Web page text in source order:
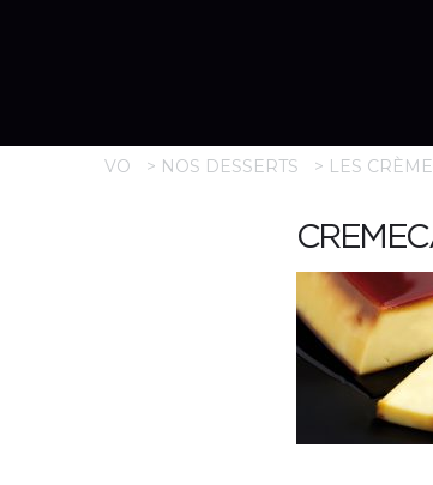
VO > NOS DESSERTS > LES